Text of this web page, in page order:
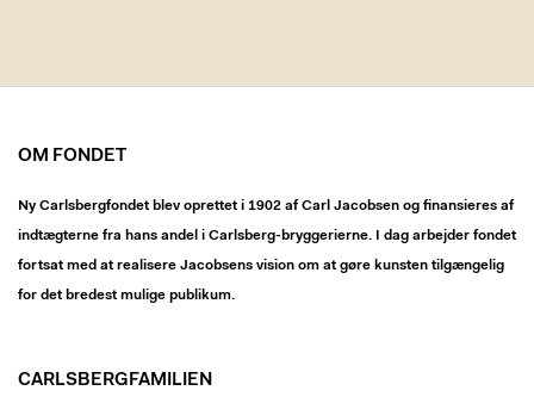
OM FONDET
Ny Carlsbergfondet blev oprettet i 1902 af Carl Jacobsen og finansieres af
indtægterne fra hans andel i Carlsberg-bryggerierne. I dag arbejder fondet
fortsat med at realisere Jacobsens vision om at gøre kunsten tilgængelig
for det bredest mulige publikum.
CARLSBERGFAMILIEN